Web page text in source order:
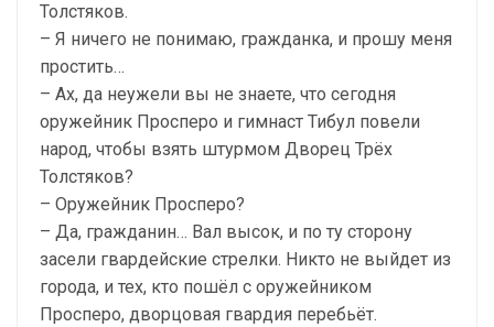
Толстяков.
– Я ничего не понимаю, гражданка, и прошу меня
простить…
– Ах, да неужели вы не знаете, что сегодня
оружейник Просперо и гимнаст Тибул повели
народ, чтобы взять штурмом Дворец Трёх
Толстяков?
– Оружейник Просперо?
– Да, гражданин… Вал высок, и по ту сторону
засели гвардейские стрелки. Никто не выйдет из
города, и тех, кто пошёл с оружейником
Просперо, дворцовая гвардия перебьёт.